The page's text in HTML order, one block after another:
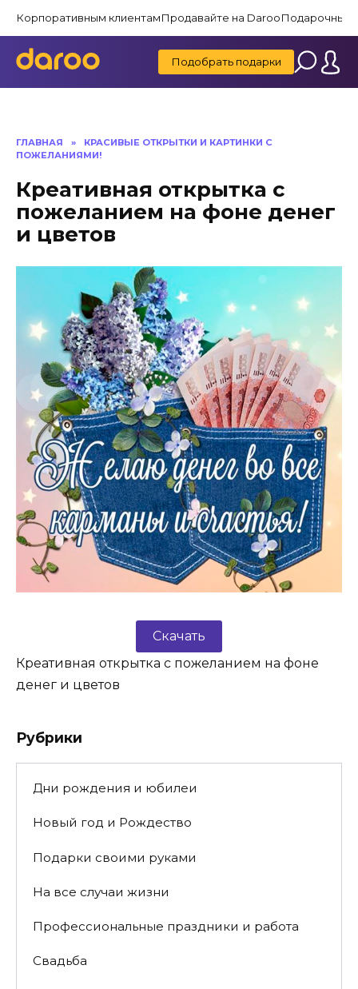
содержанию
Корпоративным клиентамПродавайте на DarooПодарочные
Подобрать подарки
ГЛАВНАЯ »
КРАСИВЫЕ ОТКРЫТКИ И КАРТИНКИ C
ПОЖЕЛАНИЯМИ!
Креативная открытка с
пожеланием на фоне денег
и цветов
Скачать
Креативная открытка с пожеланием на фоне
денег и цветов
Рубрики
Дни рождения и юбилеи
Новый год и Рождество
Подарки своими руками
На все случаи жизни
Профессиональные праздники и работа
Свадьба